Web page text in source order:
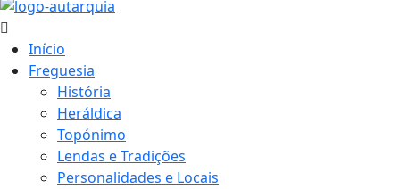
Início
Freguesia
História
Heráldica
Topónimo
Lendas e Tradições
Personalidades e Locais